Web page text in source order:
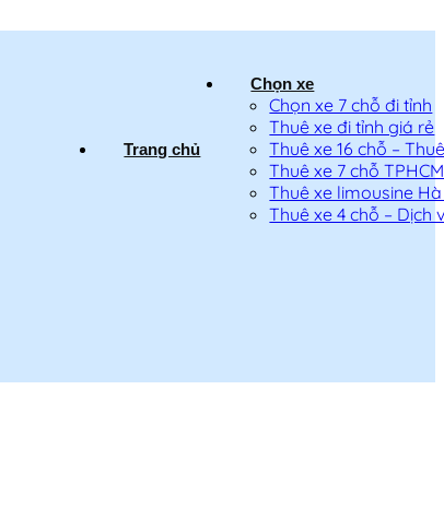
Trang chủ
Chọn xe
Chọn xe 7 chỗ đi tỉnh
Thuê xe đi tỉnh giá rẻ
Thuê xe 16 chỗ –
Thuê xe 7 chỗ TPHCM
Thuê xe limousine
Thuê xe 4 chỗ – Dịch